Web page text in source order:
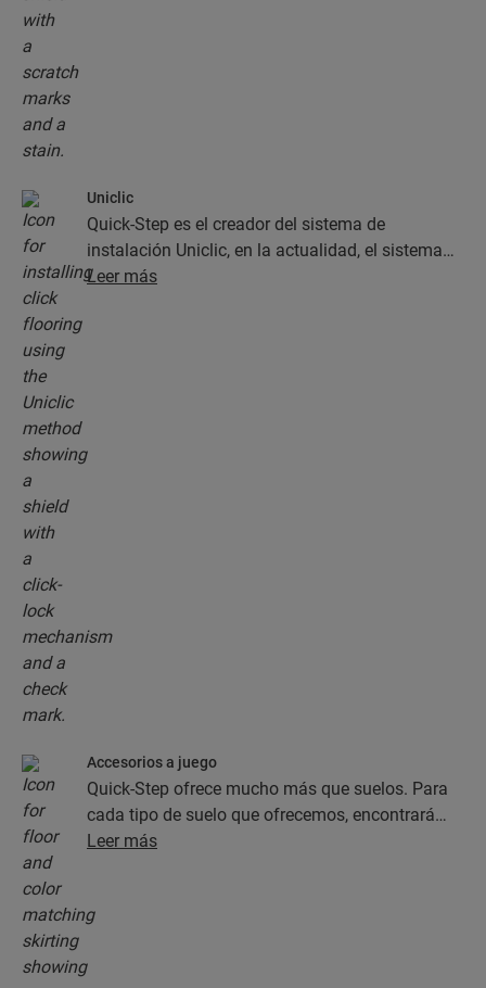
Uniclic
Quick-Step es el creador del sistema de
instalación Uniclic, en la actualidad, el sistema
estándar de instalación de clic. Use este sistema
Leer más
Accesorios a juego
Quick-Step ofrece mucho más que suelos. Para
cada tipo de suelo que ofrecemos, encontrará
una completa colección de accesorios, como
color del suelo que elija.
Leer más